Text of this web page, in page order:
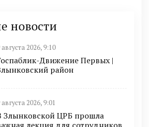
новости
августа 2026, 9:10
Движение Первых |
район
августа 2026, 9:01
Злынковской ЦРБ прошла